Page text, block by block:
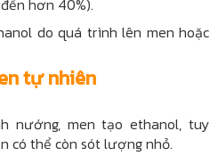
hơn 40%).
do quá trình lên men hoặc
tự nhiên
nướng, men tạo ethanol, tuy
có thể còn sót lượng nhỏ.